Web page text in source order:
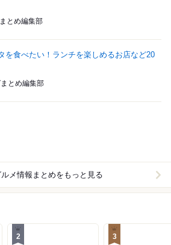
とめ編集部
を食べたい！ランチを楽しめるお店など20
とめ編集部
メ情報まとめをもっと見る
2 3